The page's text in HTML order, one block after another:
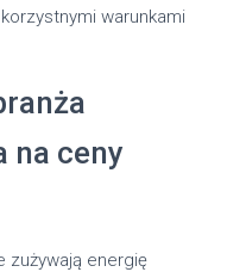
warunkami
na ceny
zużywają energię